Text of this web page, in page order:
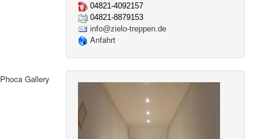
Phoca Gallery
04821-4092157
04821-8879153
info@zielo-treppen.de
Anfahrt